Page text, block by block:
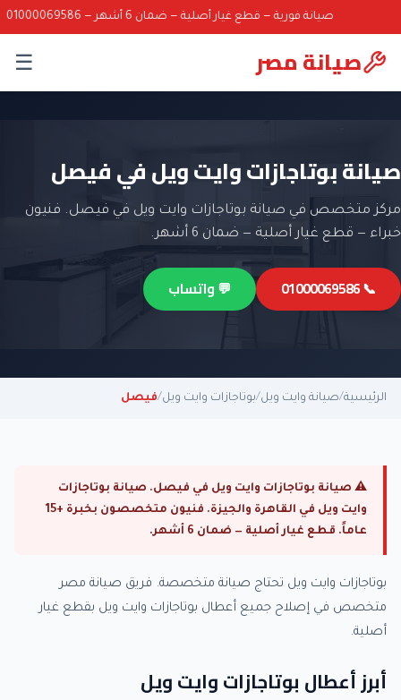
صيانة فورية — قطع غيار أصلية — ضمان 6 أشهر — 01000069586
صيانة مصر ☰
صيانة بوتاجازات وايت ويل في فيصل
مركز متخصص في صيانة بوتاجازات وايت ويل في فيصل. فنيون
خبراء — قطع غيار أصلية — ضمان 6 أشهر.
📞 01000069586 💬 واتساب
الرئيسية/صيانة وايت ويل/بوتاجازات وايت ويل/فيصل
⚠ صيانة بوتاجازات وايت ويل في فيصل. صيانة بوتاجازات
وايت ويل في القاهرة والجيزة. فنيون متخصصون بخبرة +15
عاماً. قطع غيار أصلية — ضمان 6 أشهر.
بوتاجازات وايت ويل تحتاج صيانة متخصصة. فريق صيانة مصر
متخصص في إصلاح جميع أعطال بوتاجازات وايت ويل بقطع غيار
أصلية.
أبرز أعطال بوتاجازات وايت ويل